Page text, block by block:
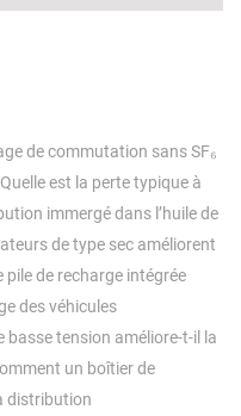
de commutation sans SF₆
Quelle est la perte typique à
immergé dans l’huile de
de type sec améliorent
pile de recharge intégrée
des véhicules
basse tension améliore-t-il la
un boîtier de
distribution